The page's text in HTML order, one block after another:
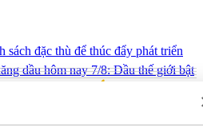
sách đặc thù để thúc đẩy phát triển
dầu hôm nay 7/8: Dầu thế giới bật
đỉnh 141.000 đồng/kg
tăng, cao nhất lên 99.000 đồng/kg